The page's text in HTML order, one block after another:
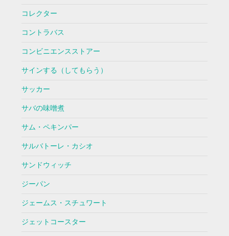
コレクター
コントラバス
コンビニエンスストアー
サインする（してもらう）
サッカー
サバの味噌煮
サム・ペキンパー
サルバトーレ・カシオ
サンドウィッチ
ジーパン
ジェームス・スチュワート
ジェットコースター